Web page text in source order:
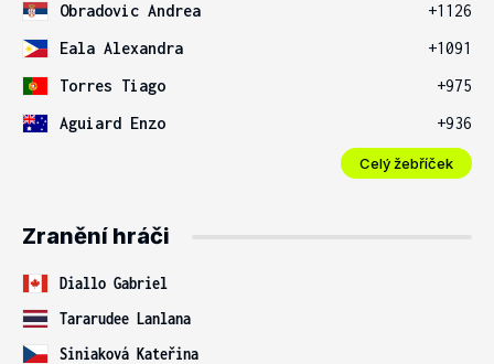
Obradovic Andrea
+1126
Eala Alexandra
+1091
Torres Tiago
+975
Aguiard Enzo
+936
Celý žebříček
Zranění hráči
Diallo Gabriel
Tararudee Lanlana
Siniaková Kateřina